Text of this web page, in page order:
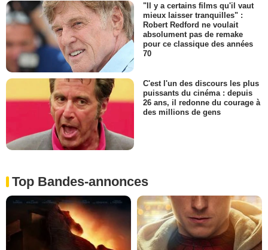
"Il y a certains films qu'il vaut
mieux laisser tranquilles" :
Robert Redford ne voulait
absolument pas de remake
pour ce classique des années
70
C'est l'un des discours les plus
puissants du cinéma : depuis
26 ans, il redonne du courage à
des millions de gens
Top Bandes-annonces